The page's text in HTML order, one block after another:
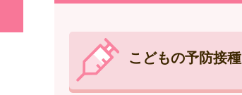
こどもの予防接種